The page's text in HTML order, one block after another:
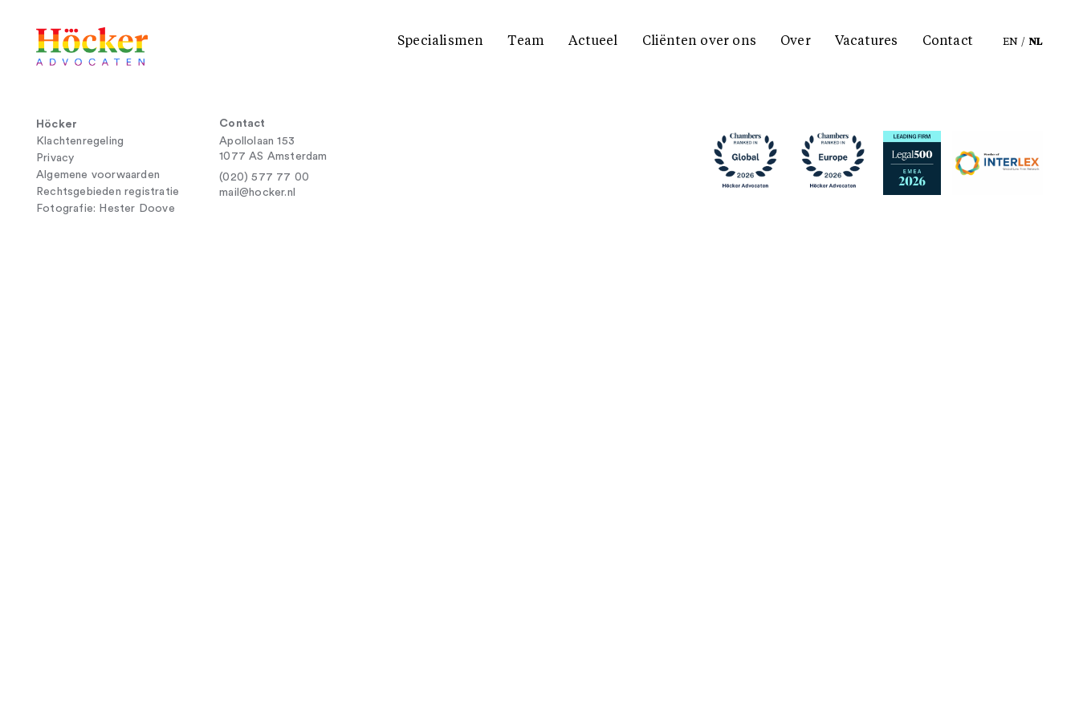
Specialismen Team Actueel Cliënten over ons Over Vacatures Contact EN / NL
Höcker
Klachtenregeling
Privacy
Algemene voorwaarden
Rechtsgebieden registratie
Fotografie: Hester Doove
Contact
Apollolaan 153
1077 AS Amsterdam
(020) 577 77 00
mail@hocker.nl